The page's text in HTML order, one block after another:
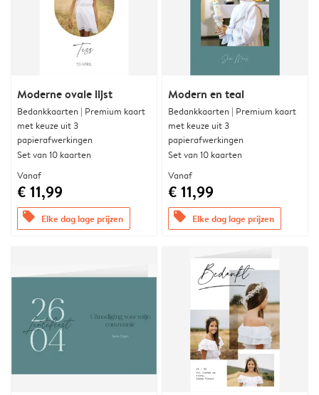
Moderne ovale lijst
Bedankkaarten | Premium kaart
met keuze uit 3
papierafwerkingen
Set van 10 kaarten
Vanaf
€ 11,99
offers Elke dag lage prijzen
Modern en teal
Bedankkaarten | Premium kaart
met keuze uit 3
papierafwerkingen
Set van 10 kaarten
Vanaf
€ 11,99
offers Elke dag lage prijzen